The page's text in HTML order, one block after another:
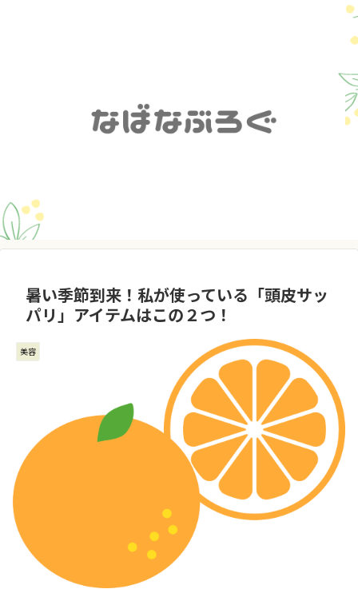
暑い季節到来！私が使っている「頭皮サッ
パリ」アイテムはこの２つ！
美容